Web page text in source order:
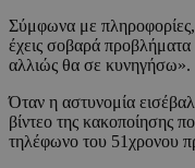
Σύμφωνα με πληροφορίες,
έχεις σοβαρά
αλλιώς θα σε κυνηγήσω».
Όταν η αστυνομία
βίντεο της κακοποίησης
τηλέφωνο του 51χρονου